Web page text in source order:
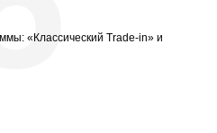
«Классический Trade-in» и